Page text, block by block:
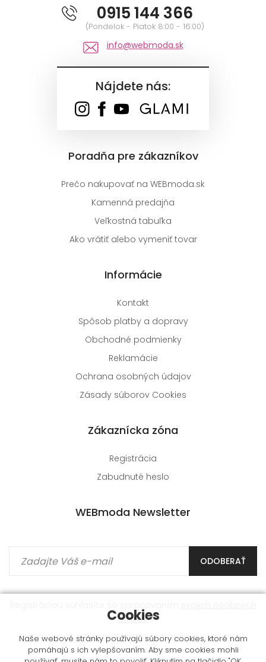
0915 144 366
(Pondelok - Piatok 8:00 - 16:00)
info@webmoda.sk
Nájdete nás:
Poradňa pre zákazníkov
Prečo nakupovať na WEBmoda.sk
Kamenná predajňa
Veľkostná tabuľka
Ako vrátiť alebo vymeniť tovar
Informácie
Kontakt
Spôsob platby a dopravy
Obchodné podmienky
Reklamácie
Ochrana osobných údajov
Zásady súborov Cookies
Zákaznícka zóna
Registrácia
Zabudnuté heslo
WEBmoda Newsletter
ODOBERAŤ
údajov.
Cookies
Naše webové stránky používajú súbory cookies, ktoré nám
pomáhajú s ich vylepšovaním. Aby sme cookies mohli